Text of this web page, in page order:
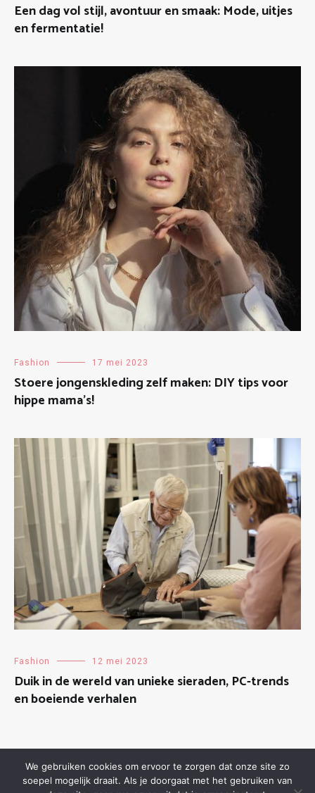
Een dag vol stijl, avontuur en smaak: Mode, uitjes
en fermentatie!
Fashion 17 mei 2023
Stoere jongenskleding zelf maken: DIY tips voor
hippe mama’s!
Fashion 12 mei 2023
Duik in de wereld van unieke sieraden, PC-trends
en boeiende verhalen
We gebruiken cookies om ervoor te zorgen dat onze site zo
soepel mogelijk draait. Als je doorgaat met het gebruiken van